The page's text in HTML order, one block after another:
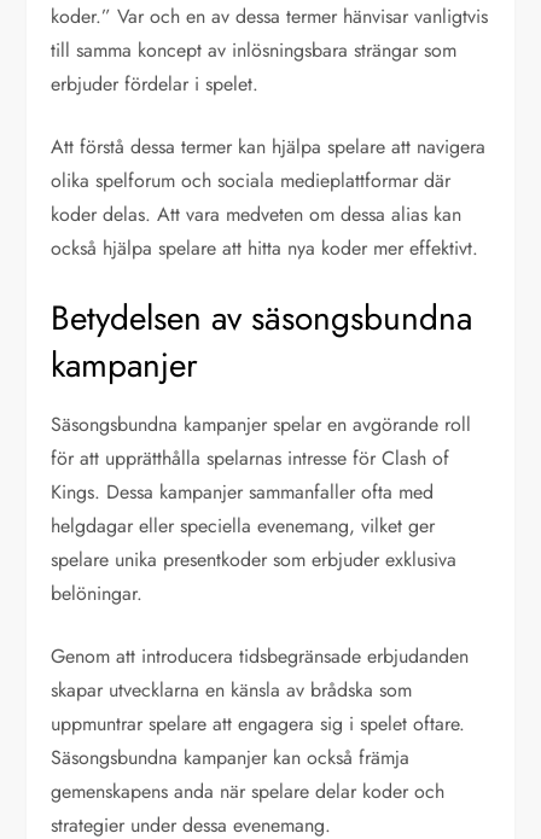
koder.” Var och en av dessa termer hänvisar vanligtvis
till samma koncept av inlösningsbara strängar som
erbjuder fördelar i spelet.
Att förstå dessa termer kan hjälpa spelare att navigera
olika spelforum och sociala medieplattformar där
koder delas. Att vara medveten om dessa alias kan
också hjälpa spelare att hitta nya koder mer effektivt.
Betydelsen av säsongsbundna
kampanjer
Säsongsbundna kampanjer spelar en avgörande roll
för att upprätthålla spelarnas intresse för Clash of
Kings. Dessa kampanjer sammanfaller ofta med
helgdagar eller speciella evenemang, vilket ger
spelare unika presentkoder som erbjuder exklusiva
belöningar.
Genom att introducera tidsbegränsade erbjudanden
skapar utvecklarna en känsla av brådska som
uppmuntrar spelare att engagera sig i spelet oftare.
Säsongsbundna kampanjer kan också främja
gemenskapens anda när spelare delar koder och
strategier under dessa evenemang.